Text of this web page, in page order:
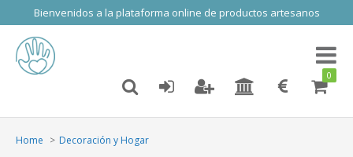
Bienvenidos a la plataforma online de productos artesanos
Toggle
0
Home Decoración y Hogar